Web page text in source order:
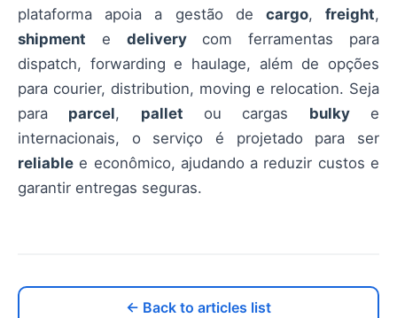
plataforma apoia a gestão de cargo,freight,
shipment e deliverycom ferramentas para
dispatch, forwarding e haulage, além de opções
para courier, distribution, moving e relocation. Seja
para parcel, pallet ou cargas bulkye
internacionais, o serviço é projetado para ser
reliable e econômico, ajudando a reduzir custos e
garantir entregas seguras.
← Back to articles list